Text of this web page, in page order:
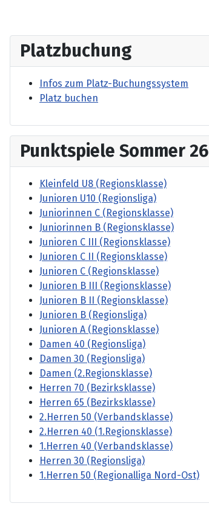
Platzbuchung
Infos zum Platz-Buchungssystem
Platz buchen
Punktspiele Sommer 26
Kleinfeld U8 (Regionsklasse)
Junioren U10 (Regionsliga)
Juniorinnen C (Regionsklasse)
Juniorinnen B (Regionsklasse)
Junioren C III (Regionsklasse)
Junioren C II (Regionsklasse)
Junioren C (Regionsklasse)
Junioren B III (Regionsklasse)
Junioren B II (Regionsklasse)
Junioren B (Regionsliga)
Junioren A (Regionsklasse)
Damen 40 (Regionsliga)
Damen 30 (Regionsliga)
Damen (2.Regionsklasse)
Herren 70 (Bezirksklasse)
Herren 65 (Bezirksklasse)
2.Herren 50 (Verbandsklasse)
2.Herren 40 (1.Regionsklasse)
1.Herren 40 (Verbandsklasse)
Herren 30 (Regionsliga)
1.Herren 50 (Regionalliga Nord-Ost)